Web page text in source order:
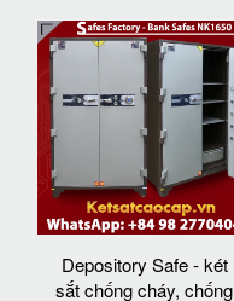
Depository Safe - két
sắt chống cháy, chống